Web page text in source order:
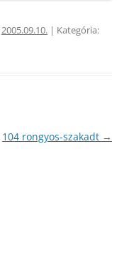
2005.09.10. | Kategória:
104 rongyos-szakadt →